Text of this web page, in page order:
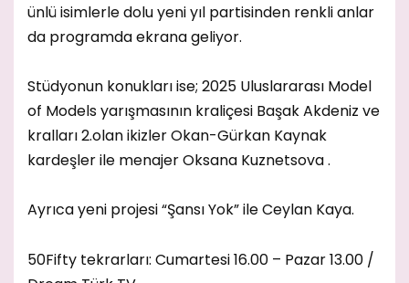
ünlü isimlerle dolu yeni yıl partisinden renkli anlar
da programda ekrana geliyor.
Stüdyonun konukları ise; 2025 Uluslararası Model
of Models yarışmasının kraliçesi Başak Akdeniz ve
kralları 2.olan ikizler Okan-Gürkan Kaynak
kardeşler ile menajer Oksana Kuznetsova .
Ayrıca yeni projesi “Şansı Yok” ile Ceylan Kaya.
50Fifty tekrarları: Cumartesi 16.00 – Pazar 13.00 /